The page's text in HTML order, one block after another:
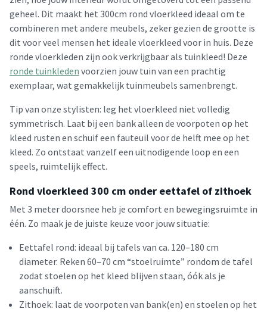
geheel. Dit maakt het 300cm rond vloerkleed ideaal om te
combineren met andere meubels, zeker gezien de grootte is
dit voor veel mensen het ideale vloerkleed voor in huis. Deze
ronde vloerkleden zijn ook verkrijgbaar als tuinkleed! Deze
ronde tuinkleden voorzien jouw tuin van een prachtig
exemplaar, wat gemakkelijk tuinmeubels samenbrengt.
Tip van onze stylisten: leg het vloerkleed niet volledig
symmetrisch. Laat bij een bank alleen de voorpoten op het
kleed rusten en schuif een fauteuil voor de helft mee op het
kleed. Zo ontstaat vanzelf een uitnodigende loop en een
speels, ruimtelijk effect.
Rond vloerkleed 300 cm onder eettafel of zithoek
Met 3 meter doorsnee heb je comfort en bewegingsruimte in
één. Zo maak je de juiste keuze voor jouw situatie:
Eettafel rond: ideaal bij tafels van ca. 120–180 cm
diameter. Reken 60–70 cm “stoelruimte” rondom de tafel
zodat stoelen op het kleed blijven staan, óók als je
aanschuift.
Zithoek: laat de voorpoten van bank(en) en stoelen op het